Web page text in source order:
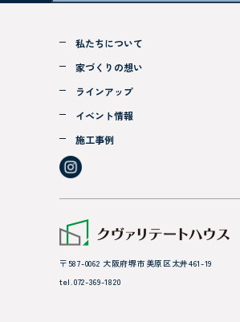
私たちについて
家づくりの想い
ラインアップ
イベント情報
施工事例
〒587-0062 大阪府堺市美原区太井461-19
tel.072-369-1820